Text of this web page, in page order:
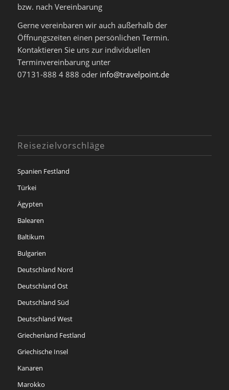
bzw. nach Vereinbarung
Gerne vereinbaren wir auch außerhalb der
Öffnungszeiten einen persönlichen Termin.
Kontaktieren Sie uns zur individuellen
Terminvereinbarung unter
07131-888 4 888 oder info@travelpoint.de
Reisezielvorschläge
Spanien Festland
Türkei
Ägypten
Balearen
Baltikum
Bulgarien
Deutschland Nord
Deutschland Ost
Deutschland Süd
Deutschland West
Griechenland Festland
Griechische Insel
Kanaren
Marokko